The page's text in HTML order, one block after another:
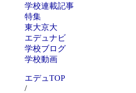
学校連載記事
特集
東大京大
エデュナビ
学校ブログ
学校動画
エデュTOP
/